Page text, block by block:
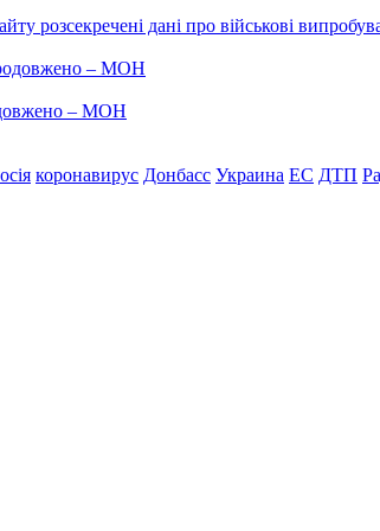
розсекречені дані про військові
– МОН
коронавирус Донбасс Украина ЕС ДТП